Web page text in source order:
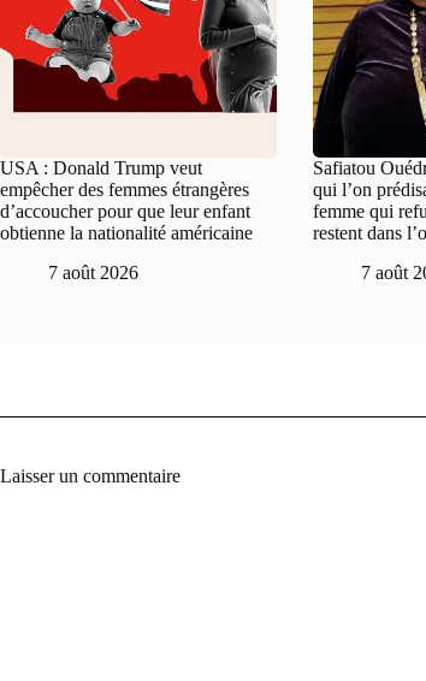
USA : Donald Trump veut
empêcher des femmes étrangères
d’accoucher pour que leur enfant
obtienne la nationalité américaine
7 août 2026
Safiatou
qui l’on
femme qui
restent dans
7 août
Laisser un commentaire